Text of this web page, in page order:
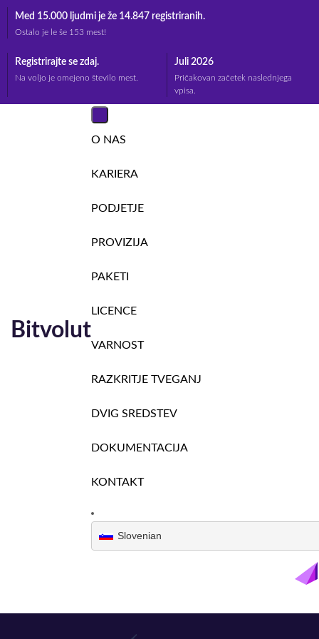
Med 15.000 ljudmi je že 14.847 registriranih.
Ostalo je le še 153 mest!
Juli 2026
Pričakovan začetek naslednjega
vpisa.
Registrirajte se zdaj.
Na voljo je omejeno število mest.
Bitvolut
O NAS
KARIERA
PODJETJE
PROVIZIJA
PAKETI
LICENCE
VARNOST
RAZKRITJE TVEGANJ
DVIG SREDSTEV
DOKUMENTACIJA
KONTAKT
Slovenian